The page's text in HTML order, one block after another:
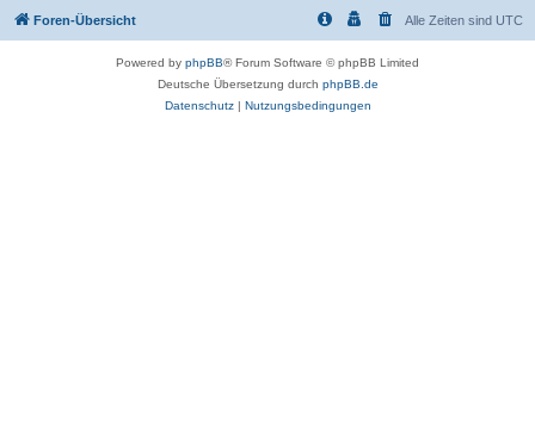
Foren-Übersicht Alle Zeiten sind UTC
Powered by phpBB® Forum Software © phpBB Limited
Deutsche Übersetzung durch phpBB.de
Datenschutz| Nutzungsbedingungen